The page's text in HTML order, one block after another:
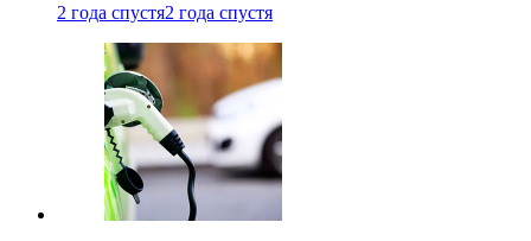
2 года спустя2 года спустя